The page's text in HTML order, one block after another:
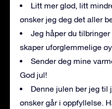
Litt mer glød, litt
ønsker jeg deg det aller
Jeg håper du
skaper uforglemmelige
Sender deg mine
God jul!
Denne julen ber jeg til
ønsker går i oppfyllelse.